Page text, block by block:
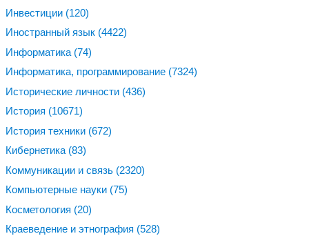
Инвестиции (120)
Иностранный язык (4422)
Информатика (74)
Информатика, программирование (7324)
Исторические личности (436)
История (10671)
История техники (672)
Кибернетика (83)
Коммуникации и связь (2320)
Компьютерные науки (75)
Косметология (20)
Краеведение и этнография (528)